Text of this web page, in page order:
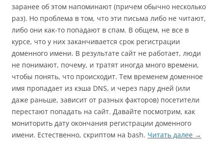
заранее об этом напоминают (причем обычно несколько
раз). Но проблема в том, что эти письма либо не читают,
либо они как-то попадают в спам. В общем, не все в
курсе, что у них заканчивается срок регистрации
доменного имени. В результате сайт не работает, люди
не понимают, почему, и тратят иногда много времени,
чтобы понять, что происходит. Тем временем доменное
имя пропадает из кэша DNS, и через пару дней (или
даже раньше, зависит от разных факторов) посетители
перестают попадать на сайт. Давайте посмотрим, как
мониторить дату окончания регистрации доменного
имени. Естественно, скриптом на bash. Читать далее →